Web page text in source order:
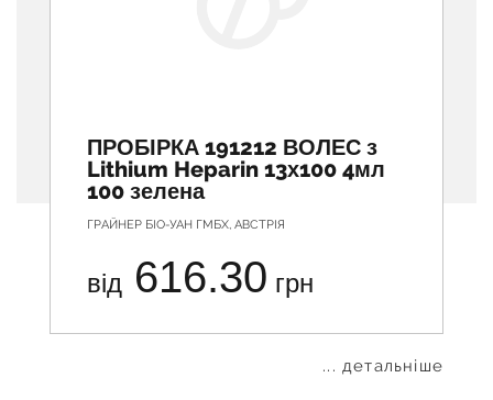
ПРОБІРКА 191212 ВОЛЕС з
Lithium Heparin 13х100 4мл
100 зелена
ГРАЙНЕР БІО-УАН ГМБХ, АВСТРІЯ
від 616.30 грн
... детальніше